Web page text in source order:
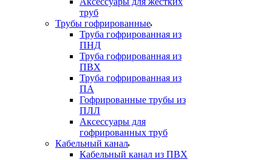
труб
Трубы гофрированные
Труба гофрированная из
ПНД
Труба гофрированная из
ПВХ
Труба гофрированная из
ПА
Гофрированные трубы из
ПЛЛ
Аксессуары для
гофрированных труб
Кабельный канал
Кабельный канал из ПВХ